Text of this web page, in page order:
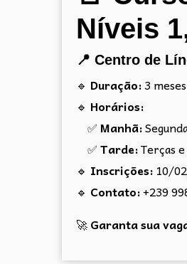
Níveis
📍 Centro de
🔹 Duração:3 meses
🔹 Horários:
✅Manhã:
✅Tarde:Terças
🔹 Inscrições: 10/
🔹 Contato:+239
🚀Garanta sua